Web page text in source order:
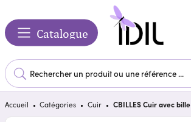
Catalogue
Accueil Catégories Cuir CBILLES Cuir avec bille